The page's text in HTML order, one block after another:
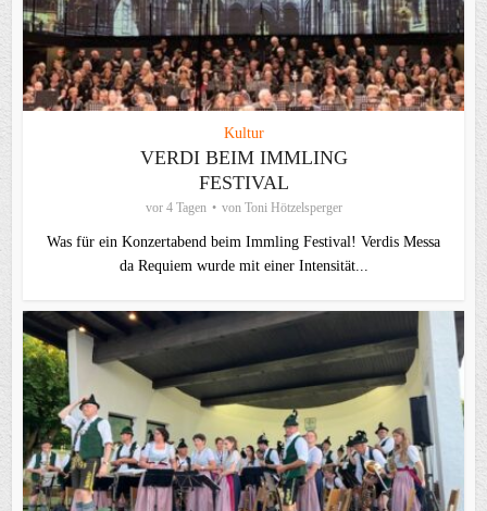
Kultur
VERDI BEIM IMMLING
FESTIVAL
vor 4 Tagen von Toni Hötzelsperger
Was für ein Konzertabend beim Immling Festival! Verdis Messa
da Requiem wurde mit einer Intensität...